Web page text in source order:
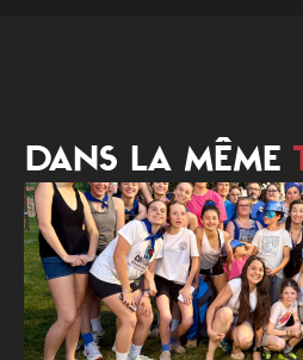
DANS LA MÊME